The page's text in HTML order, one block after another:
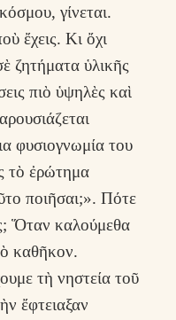
γίνεται.
ἔχεις. Κι ὄχι
ζητήματα ὑλικῆς
πιὸ ὑψηλὲς καὶ
φυσιογνωμία του
τὸ ἐρώτημα
ποιῆσαι;». Πότε
Ὅταν καλούμεθα
καθῆκον.
τὴ νηστεία τοῦ
ἔφτειαξαν